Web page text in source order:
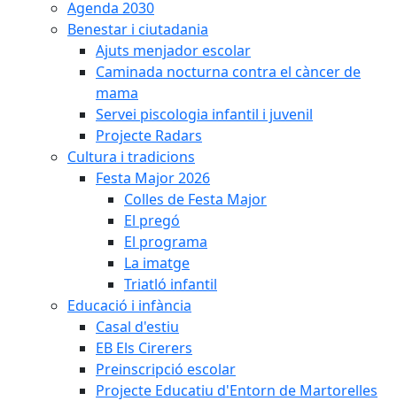
Agenda 2030
Benestar i ciutadania
Ajuts menjador escolar
Caminada nocturna contra el càncer de
mama
Servei piscologia infantil i juvenil
Projecte Radars
Cultura i tradicions
Festa Major 2026
Colles de Festa Major
El pregó
El programa
La imatge
Triatló infantil
Educació i infància
Casal d'estiu
EB Els Cirerers
Preinscripció escolar
Projecte Educatiu d'Entorn de Martorelles